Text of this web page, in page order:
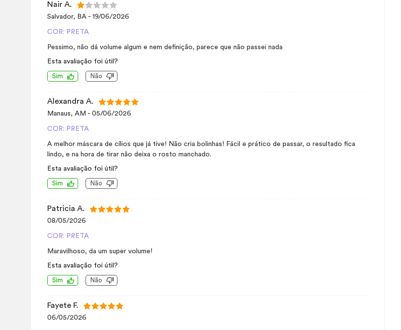
Nair A.
Salvador, BA - 19/06/2026
COR: PRETA
Pessimo, não dá volume algum e nem definição, parece que não passei nada
Esta avaliação foi útil?
Sim Não
Alexandra A.
Manaus, AM - 05/06/2026
COR: PRETA
A melhor máscara de cílios que já tive! Não cria bolinhas! Fácil e prático de passar, o resultado fica
lindo, e na hora de tirar não deixa o rosto manchado.
Esta avaliação foi útil?
Sim Não
Patricia A.
08/05/2026
COR: PRETA
Maravilhoso, da um super volume!
Esta avaliação foi útil?
Sim Não
Fayete F.
06/05/2026